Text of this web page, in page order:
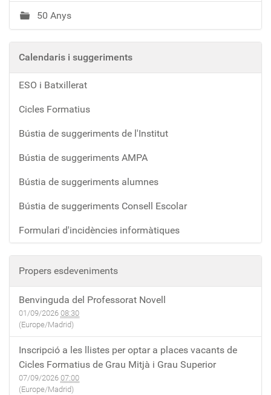
50 Anys
Calendaris i suggeriments
ESO i Batxillerat
Cicles Formatius
Bústia de suggeriments de l'Institut
Bústia de suggeriments AMPA
Bústia de suggeriments alumnes
Bústia de suggeriments Consell Escolar
Formulari d'incidències informàtiques
Propers esdeveniments
Benvinguda del Professorat Novell
01/09/2026 08:30
(Europe/Madrid)
Inscripció a les llistes per optar a places vacants de
Cicles Formatius de Grau Mitjà i Grau Superior
07/09/2026 07:00
(Europe/Madrid)